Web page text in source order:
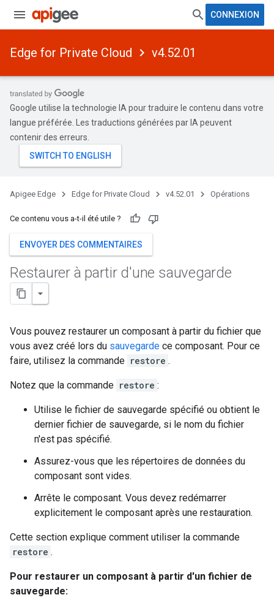
CONNEXION
Edge for Private Cloud v4.52.01
Google utilise la technologie IA pour traduire le contenu dans votre
langue préférée. Les traductions générées par IA peuvent
contenir des erreurs.
Apigee Edge Edge for Private Cloud v4.52.01 Opérations
Ce contenu vous a-t-il été utile ?
ENVOYER DES COMMENTAIRES
Restaurer à partir d'une sauvegarde
Vous pouvez restaurer un composant à partir du fichier que
vous avez créé lors du sauvegarde ce composant. Pour ce
faire, utilisez la commande restore .
Notez que la commande restore :
Utilise le fichier de sauvegarde spécifié ou obtient le
dernier fichier de sauvegarde, si le nom du fichier
n'est pas spécifié.
Assurez-vous que les répertoires de données du
composant sont vides.
Arrête le composant. Vous devez redémarrer
explicitement le composant après une restauration.
Cette section explique comment utiliser la commande
restore .
Pour restaurer un composant à partir d'un fichier de
sauvegarde: